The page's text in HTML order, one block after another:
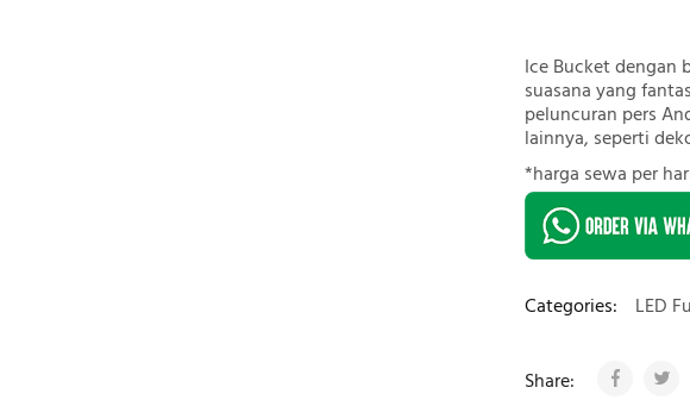
Ice Bucket dengan
suasana yang
peluncuran pers
lainnya, seperti
*harga sewa per
Categories: LED
Share: